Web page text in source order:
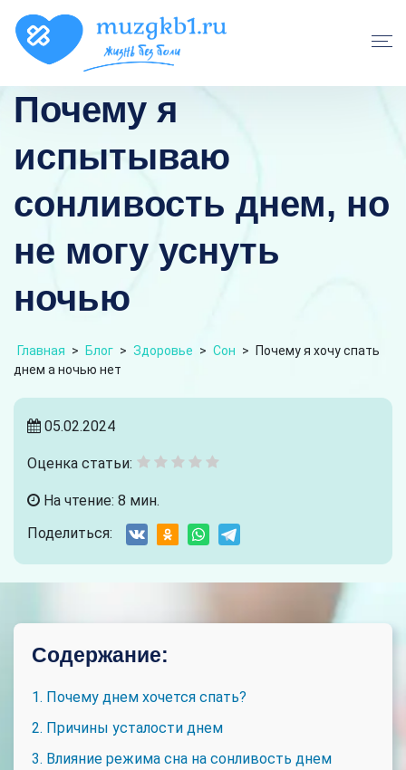
Почему я
испытываю
сонливость днем, но
не могу уснуть
ночью
Главная > Блог > Здоровье > Сон >
Почему я хочу спать
днем а ночью нет
05.02.2024
Оценка статьи:
На чтение: 8 мин.
Поделиться:
Содержание:
1. Почему днем хочется спать?
2. Причины усталости днем
3. Влияние режима сна на сонливость днем